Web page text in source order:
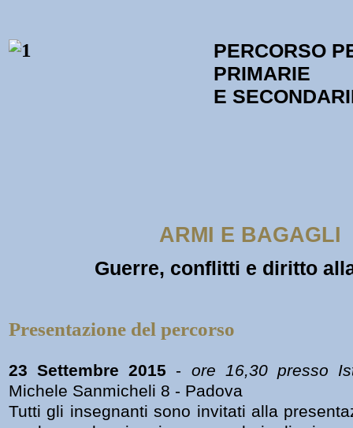
PERCORSO
PRIMARIE
E
ARMI E BAGAGLI
Guerre, conflitti e diritto
Presentazione del percorso
23 Settembre 2015 - ore 16,30 presso
Michele Sanmicheli 8 - Padova
Tutti gli insegnanti sono invitati alla